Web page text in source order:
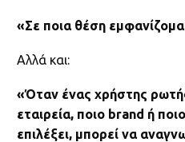
«Σε ποια θέση
Αλλά και:
«Όταν ένας χρήστης
εταιρεία, ποιο brand ή
επιλέξει, μπορεί να